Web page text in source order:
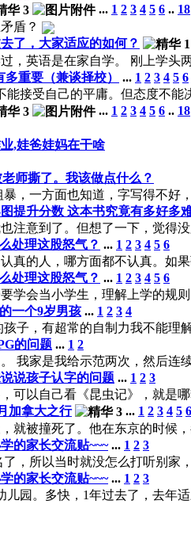
... 1 2 3 4 5 6 .. 18
盾？
了，大家适应的如何？
，英语是在家自学。 刚上学头
重要（兼谈择校）
... 1 2 3 4 5 6
接受自己的平庸。但态度不能
... 1 2 3 4 5 6 .. 18
,娃爸娃妈在干啥
师撕了。我该做点什么？
，一方面也知道，字写得不好
提升分数 这本书究竟有多好多
注意到了。但想了一下，觉得
处理这股怒气？ ... 1 2 3 4 5 6
真的人，哪方面都不认真。如
处理这股怒气？ ... 1 2 3 4 5 6
学会当小学生，理解上学的规
一个9岁男孩 ... 1 2 3 4
子，有超常的自制力我不能理
的问题 ... 1 2
我家是我给示范两次，然后连
说孩子认字的问题 ... 1 2 3
可以自己看《昆虫记》，就是
加拿大之行
... 1 2 3 4 5 6
就被撞死了。他在东京的时候
的家长交流贴~~~ ... 1 2 3
，所以当时就没怎么打听别家
的家长交流贴~~~ ... 1 2 3
园。多快，1年过去了，去年